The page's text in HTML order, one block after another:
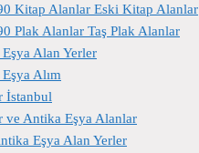
Kitap Alanlar Eski Kitap Alanlar
Plak Alanlar Taş Plak Alanlar
Alan Yerler
Alım
İstanbul
ve Antika Eşya Alanlar
Eşya Alan Yerler